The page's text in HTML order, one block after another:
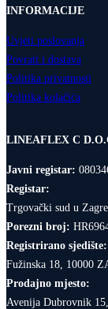
INFORMACIJE
Uvjeti poslovanja
Povrati i dostava
Politika privatnosti
Politika kolačića
LINEAFLEX C
Javni registar:
Registar:
Trgovački sud u
Porezni broj:
Registrirano sjedište:
Fužinska 18, 10000
Prodajno mjesto:
Avenija Dubrovnik